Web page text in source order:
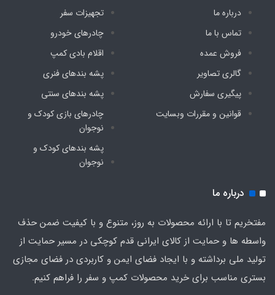
درباره ما
تماس با ما
فروش عمده
گالری تصاویر
پیگیری سفارش
قوانین و مقررات وبسایت
تجهیزات سفر
چادرهای خودرو
اقلام بادی کمپ
پشه‌ بندهای فنری
پشه‌ بندهای سنتی
چادرهای بازی کودک و
نوجوان
پشه‌ بندهای کودک و
نوجوان
درباره ما
مفتخریم تا با ارائه محصولات به روز، متنوع و با کیفیت ضمن حذف
واسطه ها و حمایت از کالای ایرانی قدم کوچکی در مسیر حمایت از
تولید ملی برداشته و با ایجاد فضای ایمن و کاربردی در فضای مجازی
بستری مناسب برای خرید محصولات کمپ و سفر را فراهم کنیم.